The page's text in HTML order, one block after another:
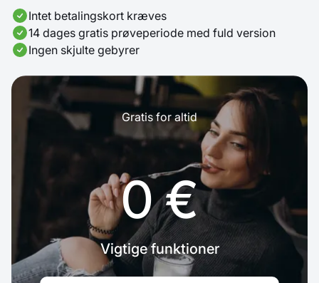
Intet betalingskort kræves
14 dages gratis prøveperiode med fuld version
Ingen skjulte gebyrer
Gratis for altid
0 €
Vigtige funktioner